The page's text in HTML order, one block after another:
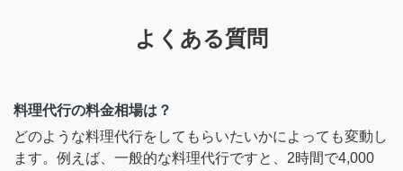
よくある質問
料理代行の料金相場は？
どのような料理代行をしてもらいたいかによっても変動し
ます。例えば、一般的な料理代行ですと、2時間で4,000